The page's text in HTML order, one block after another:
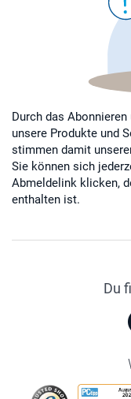
Durch das
unsere Produkte und
stimmen damit
Sie können sich
Abmeldelink klicken,
enthalten ist.
Du